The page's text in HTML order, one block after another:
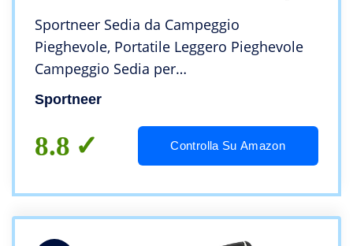
Sportneer Sedia da Campeggio
Pieghevole, Portatile Leggero Pieghevole
Campeggio Sedia per
Backpacking/Trekking/Picnic/Pesca/Spiagg
ia/Giardino (carico di Peso 158 kg), Set da
2
Sportneer
8.8 Controlla Su Amazon